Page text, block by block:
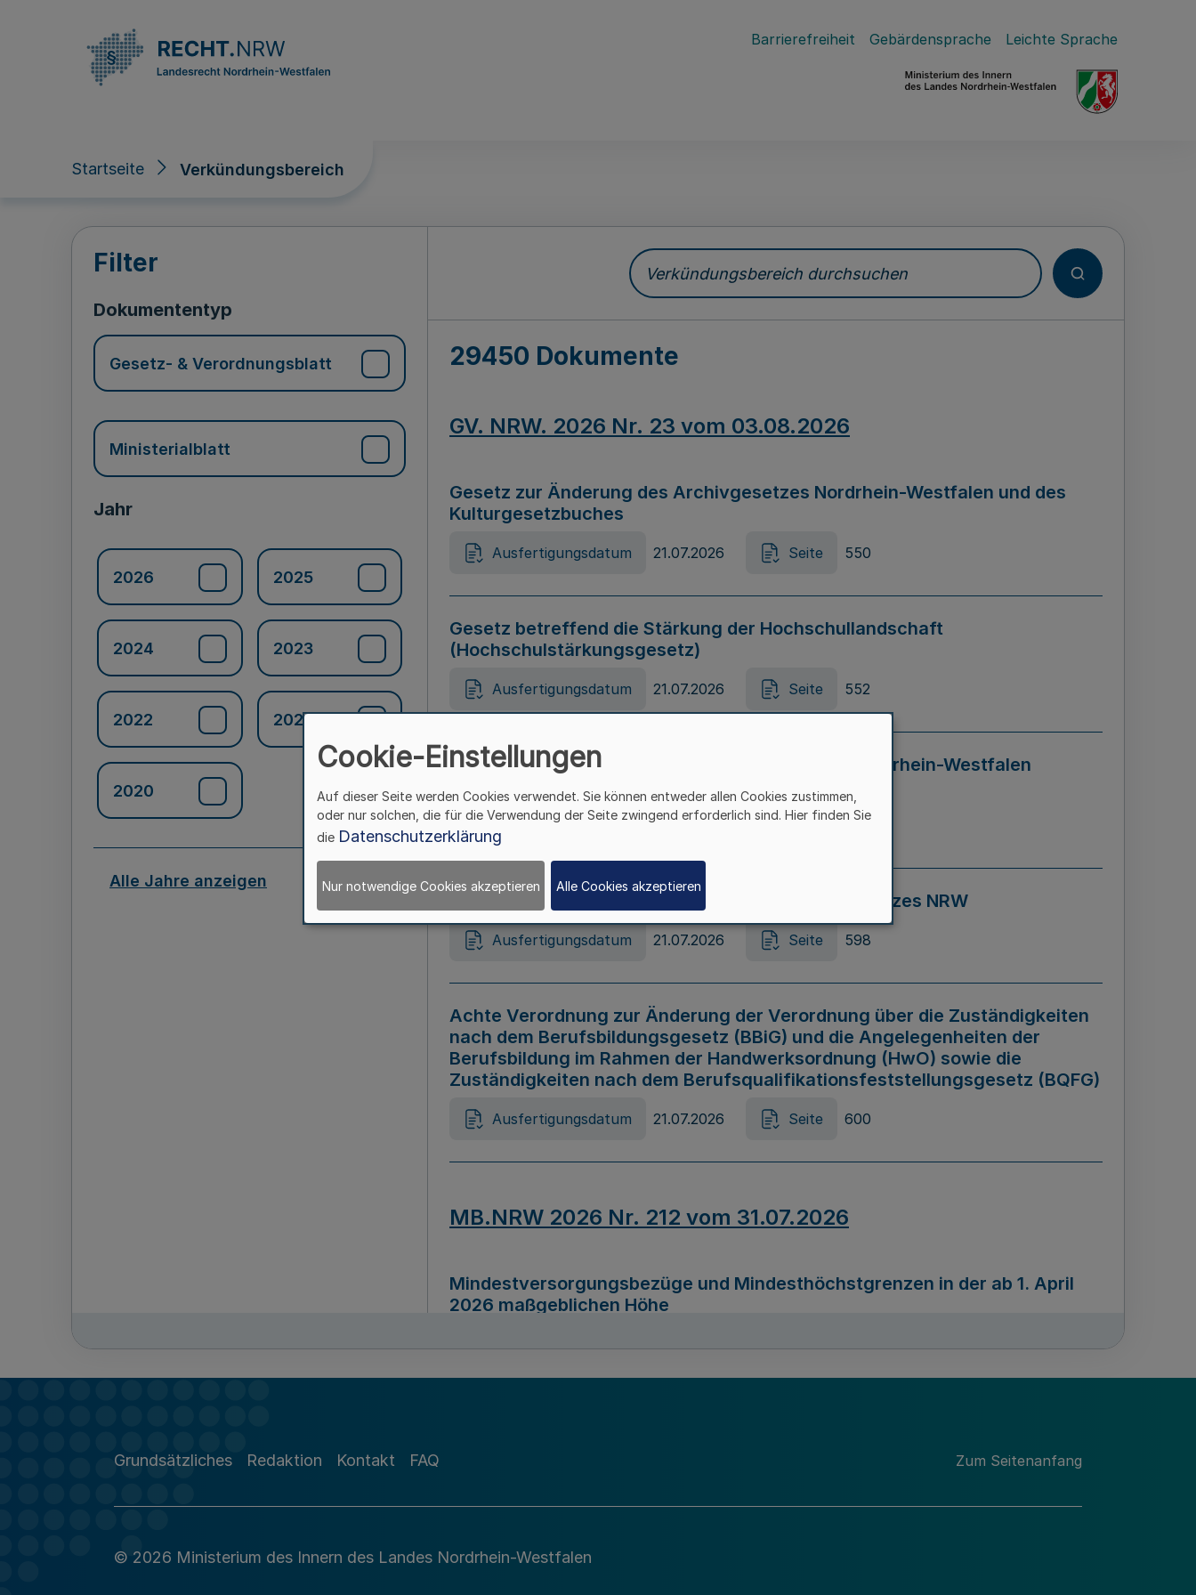
Barrierefreiheit Gebärdensprache Leichte Sprache
Startseite Verkündungsbereich
Verkündungsbereich
Filter
Dokumententyp
Gesetz- & Verordnungsblatt
Ministerialblatt
Jahr
2026 2025
2024 2023
2022 2021
2020
Alle Jahre anzeigen
Verkündungsbereich durchsuchen
29450 Dokumente
GV. NRW. 2026 Nr. 23 vom 03.08.2026
Gesetz zur Änderung des Archivgesetzes Nordrhein-Westfalen und des
Kulturgesetzbuches
Ausfertigungsdatum 21.07.2026 Seite 550
Gesetz betreffend die Stärkung der Hochschullandschaft
(Hochschulstärkungsgesetz)
Ausfertigungsdatum 21.07.2026 Seite 552
Gesetz zur Vermeidung von Diskriminierung in Nordrhein-Westfalen
(Landesantidiskriminierungsgesetz – LADG NRW)
Ausfertigungsdatum 21.07.2026 Seite 595
Gesetz zur Änderung des Online-Casinospiel Gesetzes NRW
Ausfertigungsdatum 21.07.2026 Seite 598
Achte Verordnung zur Änderung der Verordnung über die Zuständigkeiten
nach dem Berufsbildungsgesetz (BBiG) und die Angelegenheiten der
Berufsbildung im Rahmen der Handwerksordnung (HwO) sowie die
Zuständigkeiten nach dem Berufsqualifikationsfeststellungsgesetz (BQFG)
Ausfertigungsdatum 21.07.2026 Seite 600
MB.NRW 2026 Nr. 212 vom 31.07.2026
Mindestversorgungsbezüge und Mindesthöchstgrenzen in der ab 1. April
2026 maßgeblichen Höhe
Richtlinie zur Durchführung des Förderprogramms „Mittelstand Innovativ &
Grundsätzliches Redaktion Kontakt FAQ Zum Seitenanfang
© 2026 Ministerium des Innern des Landes Nordrhein-Westfalen
Cookie-Einstellungen
Auf dieser Seite werden Cookies verwendet. Sie können entweder allen Cookies zustimmen,
oder nur solchen, die für die Verwendung der Seite zwingend erforderlich sind. Hier finden Sie
die Datenschutzerklärung
Nur notwendige Cookies akzeptieren Alle Cookies akzeptieren